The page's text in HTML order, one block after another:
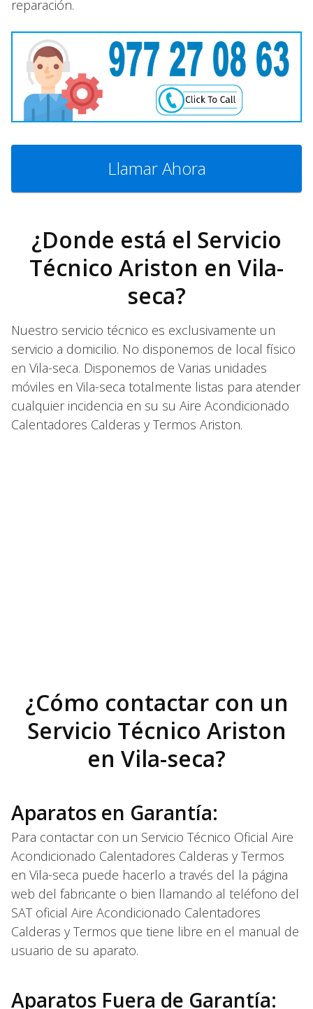
reparación.
Llamar Ahora
¿Donde está el Servicio
Técnico Ariston en Vila-
seca?
Nuestro servicio técnico es exclusivamente un
servicio a domicilio. No disponemos de local físico
en Vila-seca. Disponemos de Varias unidades
móviles en Vila-seca totalmente listas para atender
cualquier incidencia en su su Aire Acondicionado
Calentadores Calderas y Termos Ariston.
¿Cómo contactar con un
Servicio Técnico Ariston
en Vila-seca?
Aparatos en Garantía:
Para contactar con un Servicio Técnico Oficial Aire
Acondicionado Calentadores Calderas y Termos
en Vila-seca puede hacerlo a través del la página
web del fabricante o bien llamando al teléfono del
SAT oficial Aire Acondicionado Calentadores
Calderas y Termos que tiene libre en el manual de
usuario de su aparato.
Aparatos Fuera de Garantía: